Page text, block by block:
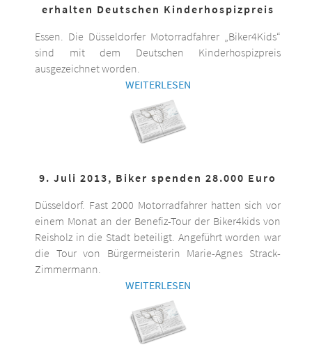
erhalten Deutschen Kinderhospizpreis
Essen. Die Düsseldorfer Motorradfahrer „Biker4Kids“
sind mit dem Deutschen Kinderhospizpreis
ausgezeichnet worden.
WEITERLESEN
9. Juli 2013, Biker spenden 28.000 Euro
Düsseldorf. Fast 2000 Motorradfahrer hatten sich vor
einem Monat an der Benefiz-Tour der Biker4kids von
Reisholz in die Stadt beteiligt. Angeführt worden war
die Tour von Bürgermeisterin Marie-Agnes Strack-
Zimmermann.
WEITERLESEN